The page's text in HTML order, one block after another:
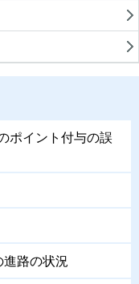
ポイント付与の誤
路の状況